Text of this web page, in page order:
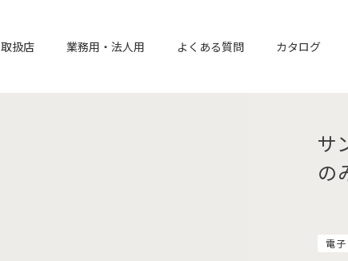
取扱店 業務用・法人用 よくある質問 カタログ
サ
の
電